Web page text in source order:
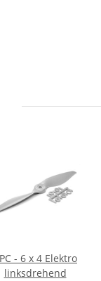
- 6 x 4 Elektro
linksdrehend